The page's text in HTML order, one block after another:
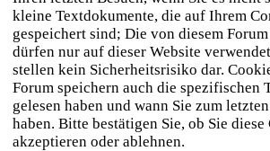
kleine Textdokumente, die auf Ihrem
gespeichert sind; Die von diesem
dürfen nur auf dieser Website
stellen kein Sicherheitsrisiko dar.
Forum speichern auch die spezifischen
gelesen haben und wann Sie zum
haben. Bitte bestätigen Sie, ob Sie diese
akzeptieren oder ablehnen.